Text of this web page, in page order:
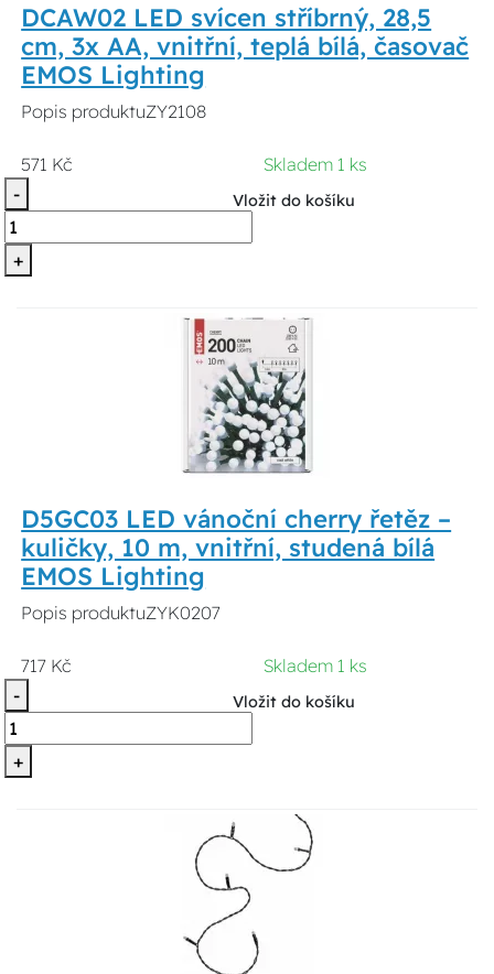
DCAW02 LED svícen stříbrný, 28,5
cm, 3x AA, vnitřní, teplá bílá, časovač
EMOS Lighting
Popis produktuZY2108
571 Kč
Skladem 1 ks
-
+
Vložit do košíku
D5GC03 LED vánoční cherry řetěz –
kuličky, 10 m, vnitřní, studená bílá
EMOS Lighting
Popis produktuZYK0207
717 Kč
Skladem 1 ks
-
+
Vložit do košíku